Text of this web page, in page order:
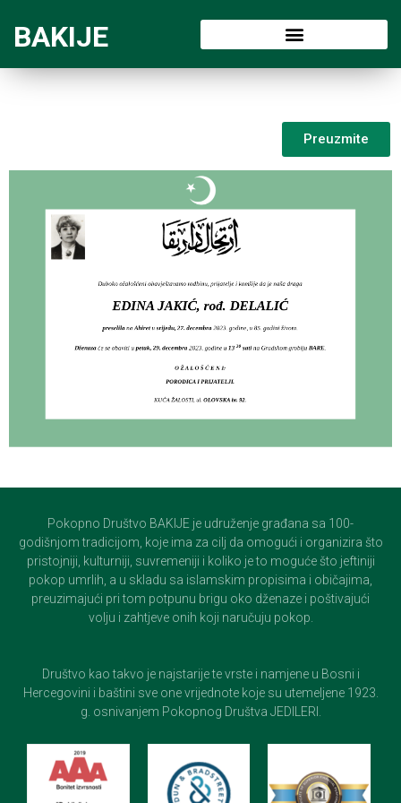
BAKIJE
Preuzmite
Pokopno Društvo BAKIJE je udruženje građana sa 100-
godišnjom tradicijom, koje ima za cilj da omogući i organizira što
pristojniji, kulturniji, suvremeniji i koliko je to moguće što jeftiniji
pokop umrlih, a u skladu sa islamskim propisima i običajima,
preuzimajući pri tom potpunu brigu oko dženaze i poštivajući
volju i zahtjeve onih koji naručuju pokop.
Društvo kao takvo je najstarije te vrste i namjene u Bosni i
Hercegovini i baštini sve one vrijednote koje su utemeljene 1923.
g. osnivanjem Pokopnog Društva JEDILERI.